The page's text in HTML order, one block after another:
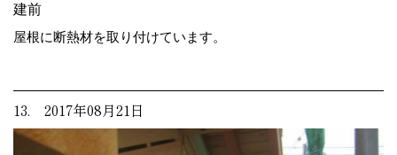
建前
屋根に断熱材を取り付けています。
13. 2017年08月21日